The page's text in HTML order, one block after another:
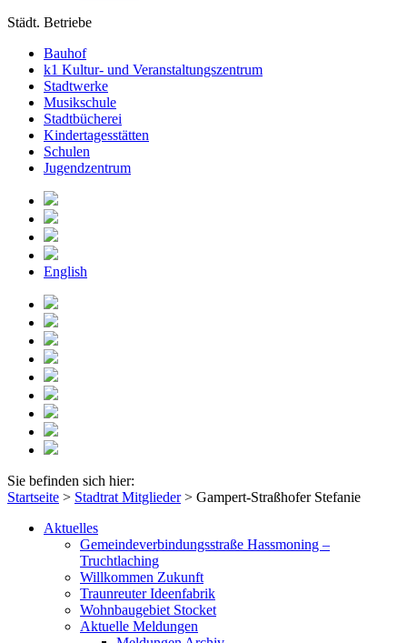
Städt. Betriebe
Bauhof
k1 Kultur- und Veranstaltungszentrum
Stadtwerke
Musikschule
Stadtbücherei
Kindertagesstätten
Schulen
Jugendzentrum
English
Sie befinden sich hier:
Startseite > Stadtrat Mitglieder> Gampert-Straßhofer Stefanie
Aktuelles
Gemeindeverbindungsstraße Hassmoning –
Truchtlaching
Willkommen Zukunft
Traunreuter Ideenfabrik
Wohnbaugebiet Stocket
Aktuelle Meldungen